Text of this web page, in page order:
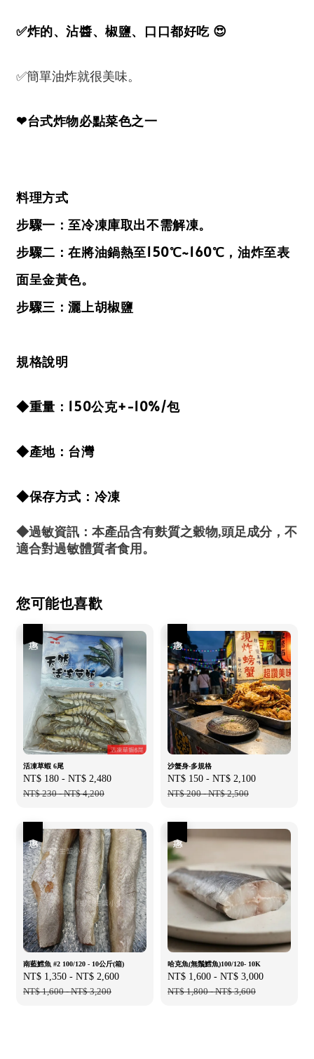
✅炸的、沾醬、椒鹽、口口都好吃 😍
✅簡單油炸就很美味。
❤台式炸物必點菜色之一
料理方式
步驟一：至冷凍庫取出不需解凍。
步驟二：在將油鍋熱至150℃~160℃，油炸至表
面呈金黃色。
步驟三：灑上胡椒鹽
規格說明
◆重量：150公克+-10%/包
◆產地：台灣
◆保存方式：冷凍
◆過敏資訊：本產品含有麩質之穀物,頭足成分，不
適合對過敏體質者食用。
您可能也喜歡
活凍草蝦 6尾
Sale
price
NT$ 180 - NT$ 2,480
NT$ 230-NT$ 4,200
沙蟹身-多規格
Sale
price
NT$ 150 - NT$ 2,100
NT$ 200-NT$ 2,500
南藍鱈魚 #2 100/120 - 10公斤(箱)
Sale
price
NT$ 1,350 - NT$ 2,600
NT$ 1,600-NT$ 3,200
哈克魚(無鬚鱈魚)100/120- 10K
Sale
price
NT$ 1,600 - NT$ 3,000
NT$ 1,800-NT$ 3,600